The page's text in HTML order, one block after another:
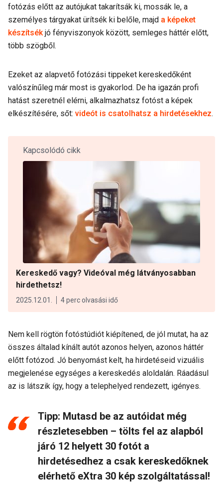
fotózás előtt az autójukat takarítsák ki, mossák le, a
személyes tárgyakat ürítsék ki belőle, majd a képeket
készítsékjó fényviszonyok között, semleges háttér előtt,
több szögből.
Ezeket az alapvető fotózási tippeket kereskedőként
valószínűleg már most is gyakorlod. De ha igazán profi
hatást szeretnél elérni, alkalmazhatsz fotóst a képek
elkészítésére, sőt: videót is csatolhatsz a hirdetésekhez.
Kapcsolódó cikk
Kereskedő vagy? Videóval még látványosabban
hirdethetsz!
2025.12.01. 4 perc olvasási idő
Nem kell rögtön fotóstúdiót kiépítened, de jól mutat, ha az
összes általad kínált autót azonos helyen, azonos háttér
előtt fotózod. Jó benyomást kelt, ha hirdetéseid vizuális
megjelenése egységes a kereskedés aloldalán. Ráadásul
az is látszik így, hogy a telephelyed rendezett, igényes.
Tipp: Mutasd be az autóidat még
részletesebben – tölts fel az alapból
járó 12 helyett 30 fotót a
hirdetésedhez a csak kereskedőknek
elérhető eXtra 30 kép szolgáltatással!